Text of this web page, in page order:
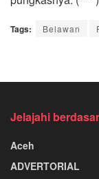
Tags: Belawan
Jelajahi
Aceh
ADVERTORIAL